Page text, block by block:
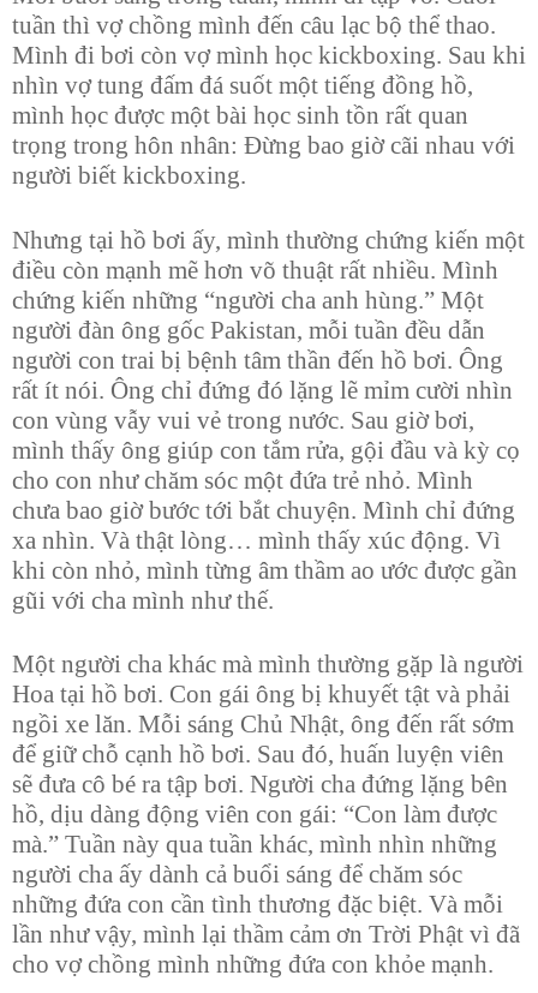
tuần thì vợ chồng mình đến câu lạc bộ thể thao.
Mình đi bơi còn vợ mình học kickboxing. Sau khi
nhìn vợ tung đấm đá suốt một tiếng đồng hồ,
mình học được một bài học sinh tồn rất quan
trọng trong hôn nhân: Đừng bao giờ cãi nhau với
người biết kickboxing.
Nhưng tại hồ bơi ấy, mình thường chứng kiến một
điều còn mạnh mẽ hơn võ thuật rất nhiều. Mình
chứng kiến những “người cha anh hùng.” Một
người đàn ông gốc Pakistan, mỗi tuần đều dẫn
người con trai bị bệnh tâm thần đến hồ bơi. Ông
rất ít nói. Ông chỉ đứng đó lặng lẽ mỉm cười nhìn
con vùng vẫy vui vẻ trong nước. Sau giờ bơi,
mình thấy ông giúp con tắm rửa, gội đầu và kỳ cọ
cho con như chăm sóc một đứa trẻ nhỏ. Mình
chưa bao giờ bước tới bắt chuyện. Mình chỉ đứng
xa nhìn. Và thật lòng… mình thấy xúc động. Vì
khi còn nhỏ, mình từng âm thầm ao ước được gần
gũi với cha mình như thế.
Một người cha khác mà mình thường gặp là người
Hoa tại hồ bơi. Con gái ông bị khuyết tật và phải
ngồi xe lăn. Mỗi sáng Chủ Nhật, ông đến rất sớm
để giữ chỗ cạnh hồ bơi. Sau đó, huấn luyện viên
sẽ đưa cô bé ra tập bơi. Người cha đứng lặng bên
hồ, dịu dàng động viên con gái: “Con làm được
mà.” Tuần này qua tuần khác, mình nhìn những
người cha ấy dành cả buổi sáng để chăm sóc
những đứa con cần tình thương đặc biệt. Và mỗi
lần như vậy, mình lại thầm cảm ơn Trời Phật vì đã
cho vợ chồng mình những đứa con khỏe mạnh.